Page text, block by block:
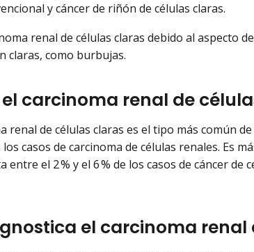
y cáncer de riñón de células claras.
renal de células claras debido al aspecto
claras, como burbujas.
el carcinoma renal de
renal de células claras es el tipo más común
casos de carcinoma de células renales. Es
entre el 2 % y el 6 % de los casos de cáncer de
el carcinoma renal